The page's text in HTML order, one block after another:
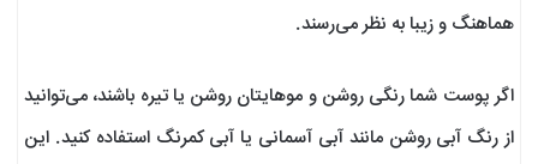
هماهنگ و زیبا به نظر می‌رسند.
اگر پوست شما رنگی روشن و موهایتان روشن یا تیره باشند، می‌توانید
از رنگ آبی روشن مانند آبی آسمانی یا آبی کمرنگ استفاده کنید. این